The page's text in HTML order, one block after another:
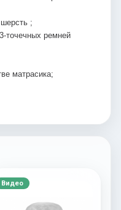
;
точечных ремней
матрасика;
Видео